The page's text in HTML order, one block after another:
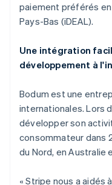
paiement préférés
Pays-Bas (iDEAL).
Une intégration
développement à
Bodum est une
internationales. Lors
développer son
consommateur dans
du Nord, en Australie
« Stripe nous a aidés
Allemagne
Deutsch English
English